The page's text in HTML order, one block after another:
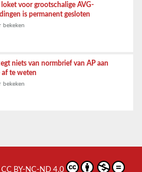
loket voor grootschalige AVG-
is permanent gesloten
bekeken
niets van normbrief van AP aan
af te weten
bekeken
CC BY-NC-ND 4.0